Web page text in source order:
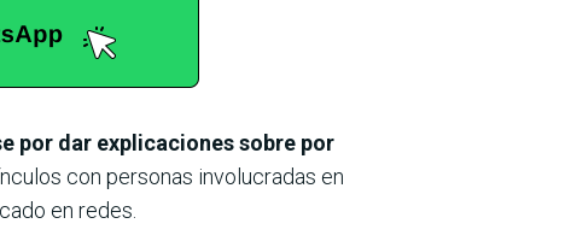
por dar explicaciones sobre por
con personas involucradas en
en redes.